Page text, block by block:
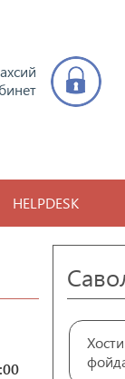
HELPDESK